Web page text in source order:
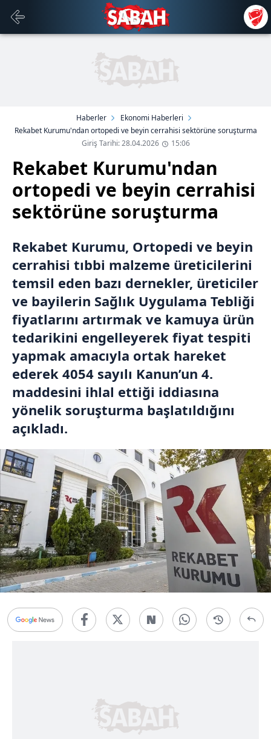
Haberler
Ekonomi Haberleri
Rekabet Kurumu'ndan ortopedi ve beyin cerrahisi sektörüne soruşturma
Giriş Tarihi: 28.04.2026
15:06
Rekabet Kurumu'ndan
ortopedi ve beyin cerrahisi
sektörüne soruşturma
Rekabet Kurumu, Ortopedi ve beyin
cerrahisi tıbbi malzeme üreticilerini
temsil eden bazı dernekler, üreticiler
ve bayilerin Sağlık Uygulama Tebliği
fiyatlarını artırmak ve kamuya ürün
tedarikini engelleyerek fiyat tespiti
yapmak amacıyla ortak hareket
ederek 4054 sayılı Kanun’un 4.
maddesini ihlal ettiği iddiasına
yönelik soruşturma başlatıldığını
açıkladı.